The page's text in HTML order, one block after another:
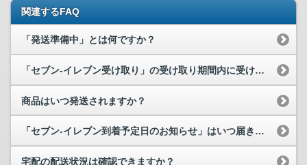
関連するFAQ
「発送準備中」とは何ですか？
「セブン-イレブン受け取り」の受け取り期間内に受け取ることができませんでし...
商品はいつ発送されますか？
「セブン-イレブン到着予定日のお知らせ」はいつ届きますか？
宅配の配送状況は確認できますか？